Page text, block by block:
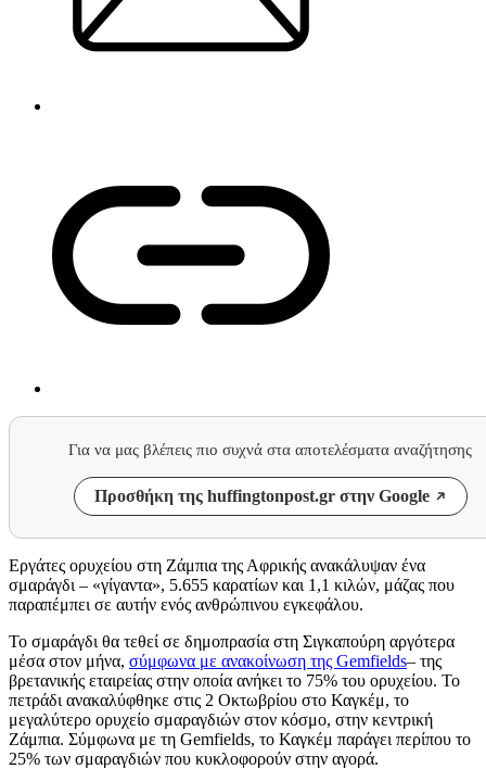
Για να μας βλέπεις πιο συχνά στα αποτελέσματα αναζήτησης
Προσθήκη της huffingtonpost.gr στην Google
Εργάτες ορυχείου στη Ζάμπια της Αφρικής ανακάλυψαν ένα
σμαράγδι – «γίγαντα», 5.655 καρατίων και 1,1 κιλών, μάζας που
παραπέμπει σε αυτήν ενός ανθρώπινου εγκεφάλου.
Το σμαράγδι θα τεθεί σε δημοπρασία στη Σιγκαπούρη αργότερα
μέσα στον μήνα, σύμφωνα με ανακοίνωση της Gemfields– της
βρετανικής εταιρείας στην οποία ανήκει το 75% του ορυχείου. Το
πετράδι ανακαλύφθηκε στις 2 Οκτωβρίου στο Καγκέμ, το
μεγαλύτερο ορυχείο σμαραγδιών στον κόσμο, στην κεντρική
Ζάμπια. Σύμφωνα με τη Gemfields, το Καγκέμ παράγει περίπου το
25% των σμαραγδιών που κυκλοφορούν στην αγορά.